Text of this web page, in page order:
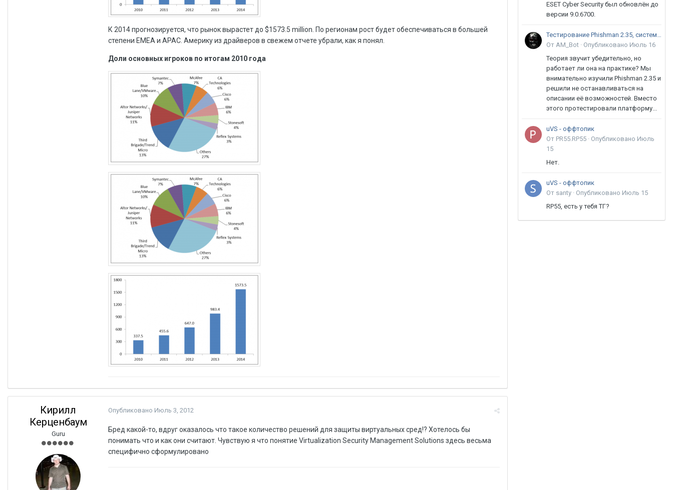
К 2014 прогнозируется, что рынок вырастет до $1573.5 million. По регионам рост будет обеспечиваться в большей
степени EMEA и APAC. Америку из драйверов в свежем отчете убрали, как я понял.
Доли основных игроков по итогам 2010 года
Кирилл
Керценбаум
Guru
Опубликовано Июль 3, 2012
Бред какой-то, вдруг оказалось что такое количество решений для защиты виртуальных сред!? Хотелось бы
понимать что и как они считают. Чувствую я что понятие Virtualization Security Management Solutions здесь весьма
специфично сформулировано
ESET Cyber Security был обновлён до
версии 9.0.6700.
Тестирование Phishman 2.35, системы повышения осведомлённости пользователей в сфере ИБ
От AM_Bot · Опубликовано Июль 16
Теория звучит убедительно, но
работает ли она на практике? Мы
внимательно изучили Phishman 2.35 и
решили не останавливаться на
описании её возможностей. Вместо
этого протестировали платформу...
uVS - оффтопик
От PR55.RP55 · Опубликовано Июль
15
Нет.
uVS - оффтопик
От santy · Опубликовано Июль 15
RP55, есть у тебя ТГ?